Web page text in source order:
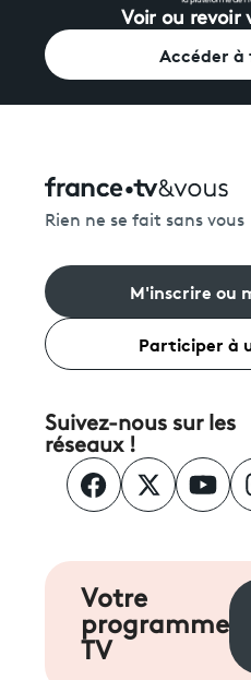
Voir ou revoir
Accéder
Rien ne se fait sans vous
M'inscrire ou
Participer à
Suivez-nous sur les
réseaux !
Votre
programme
TV